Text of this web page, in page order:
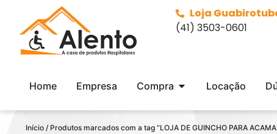
Loja
(41) 3503-0601
Home Empresa Compra Locação
Início / Produtos marcados com a tag “LOJA DE GUINCHO PARA